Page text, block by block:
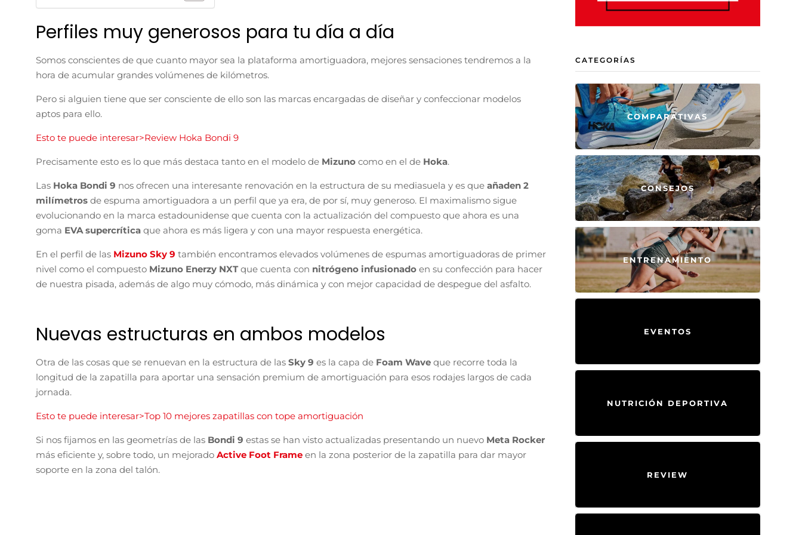
Perfiles muy generosos para tu día a día
Somos conscientes de que cuanto mayor sea la plataforma amortiguadora, mejores sensaciones tendremos a la
hora de acumular grandes volúmenes de kilómetros.
Pero si alguien tiene que ser consciente de ello son las marcas encargadas de diseñar y confeccionar modelos
aptos para ello.
Esto te puede interesar>Review Hoka Bondi 9
Precisamente esto es lo que más destaca tanto en el modelo de Mizuno como en el de Hoka.
Las Hoka Bondi 9 nos ofrecen una interesante renovación en la estructura de su mediasuela y es que añaden 2
milímetros de espuma amortiguadora a un perfil que ya era, de por sí, muy generoso. El maximalismo sigue
evolucionando en la marca estadounidense que cuenta con la actualización del compuesto que ahora es una
goma EVA supercrítica que ahora es más ligera y con una mayor respuesta energética.
En el perfil de las Mizuno Sky 9 también encontramos elevados volúmenes de espumas amortiguadoras de primer
nivel como el compuesto Mizuno Enerzy NXTque cuenta con nitrógeno infusionado en su confección para hacer
de nuestra pisada, además de algo muy cómodo, más dinámica y con mejor capacidad de despegue del asfalto.
Nuevas estructuras en ambos modelos
Otra de las cosas que se renuevan en la estructura de las Sky 9 es la capa de Foam Wave que recorre toda la
longitud de la zapatilla para aportar una sensación premium de amortiguación para esos rodajes largos de cada
jornada.
Esto te puede interesar>Top 10 mejores zapatillas con tope amortiguación
Si nos fijamos en las geometrías de las Bondi 9 estas se han visto actualizadas presentando un nuevo Meta Rocker
más eficiente y, sobre todo, un mejorado Active Foot Frame en la zona posterior de la zapatilla para dar mayor
soporte en la zona del talón.
CATEGORÍAS
COMPARATIVAS
CONSEJOS
ENTRENAMIENTO
EVENTOS
NUTRICIÓN DEPORTIVA
REVIEW